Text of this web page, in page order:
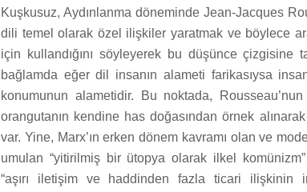
Kuşkusuz, Aydınlanma döneminde Jean-Jacques
dili temel olarak özel ilişkiler yaratmak ve böylece
için kullandığını söyleyerek bu düşünce çizgisine
bağlamda eğer dil insanın alameti farikasıysa
konumunun alametidir. Bu noktada,
orangutanın kendine has doğasından örnek
var. Yine, Marx’ın erken dönem kavramı olan ve
umulan “yitirilmiş bir ütopya olarak ilkel
“aşırı iletişim ve haddinden fazla ticari ilişkinin